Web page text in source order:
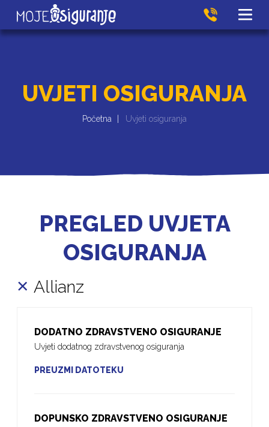
UVJETI OSIGURANJA
Početna Uvjeti osiguranja
PREGLED UVJETA
OSIGURANJA
Allianz
DODATNO ZDRAVSTVENO OSIGURANJE
Uvjeti dodatnog zdravstvenog osiguranja
PREUZMI DATOTEKU
DOPUNSKO ZDRAVSTVENO OSIGURANJE